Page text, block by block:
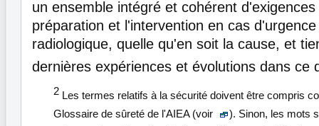
un ensemble intégré et cohérent
préparation et l'intervention en cas
radiologique, quelle qu'en soit la cause, et
dernières expériences et évolutions dans ce
2 Les termes relatifs à la sécurité doivent être compris
Glossaire de sûreté de l'AIEA (voir
). Sinon, les mots